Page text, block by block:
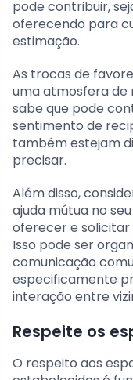
pode contribuir,
oferecendo para
estimação.
As trocas de
uma atmosfera de
sabe que pode
sentimento de
também estejam
precisar.
Além disso,
ajuda mútua no
oferecer e solicitar
Isso pode ser
comunicação
especificamente
interação entre
Respeite os
O respeito aos